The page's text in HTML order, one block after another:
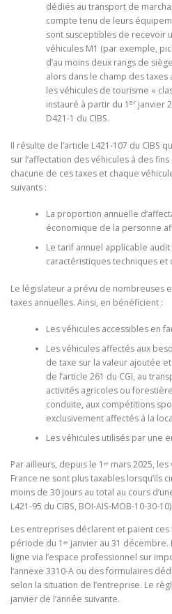
dédiés au transport de
compte tenu de leurs
sont susceptibles de recevoir
véhicules M1 (par exemple,
d’au moins deux rangs de
alors dans le champ des
les véhicules de tourisme «
instauré à partir du 1 erjanvier
D421-1 du CIBS.
Il résulte de l’article L421-107 du CIBS
sur l’affectation des véhicules à des
chacune de ces taxes et chaque
suivants :
La proportion annuelle
économique de la personne
Le tarif annuel applicable
caractéristiques techniques et
Le législateur a prévu de nombreuses
taxes annuelles. Ainsi, en bénéficient :
Les véhicules accessibles en
Les véhicules affectés aux
de taxe sur la valeur ajoutée
de l’article 261 du CGI, au
activités agricoles ou
conduite, aux compétitions
exclusivement affectés à la
Les véhicules utilisés par une
Par ailleurs, depuis le 1ᵉʳ mars 2025,
France ne sont plus taxables lorsqu’ils
moins de 30 jours au total au cours
L421-95 du CIBS, BOI-AIS-MOB-10-30-10).
Les entreprises déclarent et paient
période du 1ᵉʳ janvier au 31
ligne via l’espace professionnel sur
l’annexe 3310-A ou des formulaires
selon la situation de l’entreprise. Le
janvier de l’année suivante.